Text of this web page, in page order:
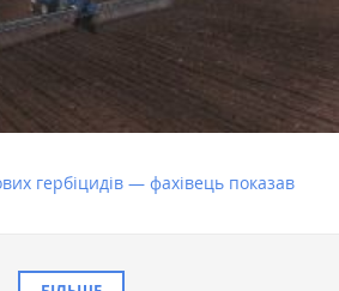
гербіцидів — фахівець показав